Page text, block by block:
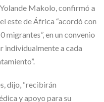
Makolo, confirmó a
este de África “acordó con
migrantes”, en un convenio
individualmente a cada
dijo, “recibirán
y apoyo para su